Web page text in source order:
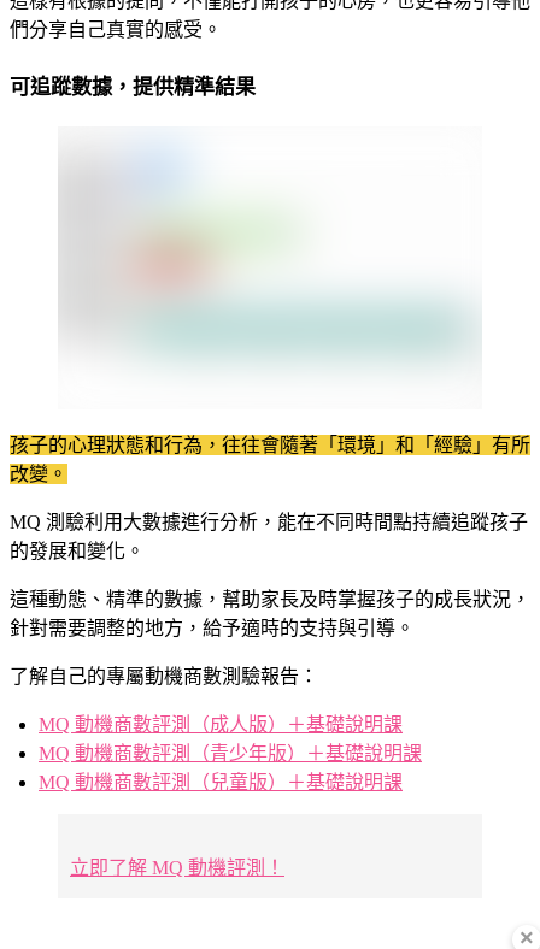
們分享自己真實的感受。
可追蹤數據，提供精準結果
孩子的心理狀態和行為，往往會隨著「環境」和「經驗」有所
改變。
MQ 測驗利用大數據進行分析，能在不同時間點持續追蹤孩子
的發展和變化。
這種動態、精準的數據，幫助家長及時掌握孩子的成長狀況，
針對需要調整的地方，給予適時的支持與引導。
了解自己的專屬動機商數測驗報告：
MQ 動機商數評測（成人版）＋基礎說明課
MQ 動機商數評測（青少年版）＋基礎說明課
MQ 動機商數評測（兒童版）＋基礎說明課
立即了解 MQ 動機評測！
×